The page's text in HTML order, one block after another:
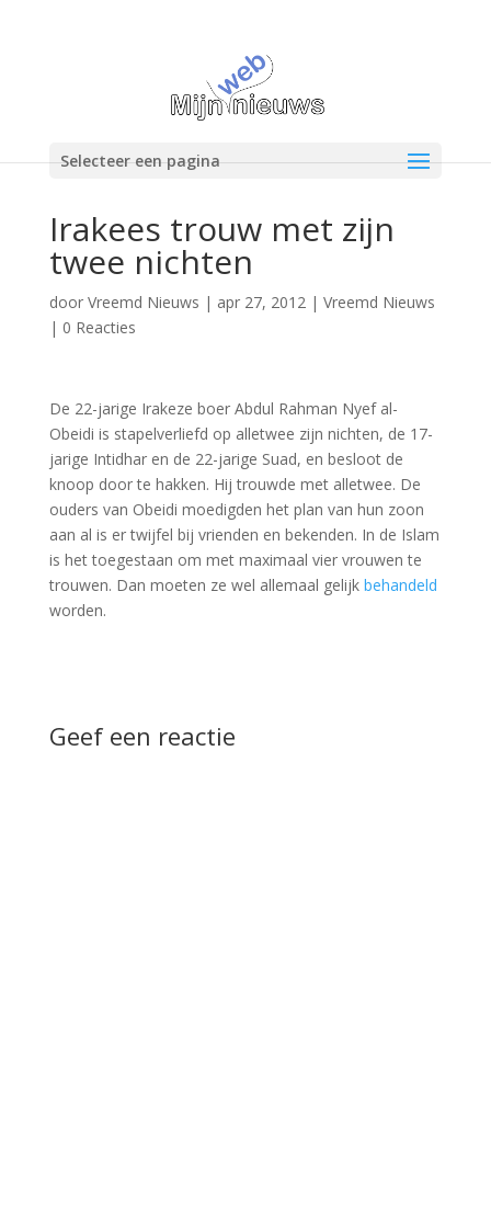
Selecteer een pagina
Irakees trouw met zijn
twee nichten
door Vreemd Nieuws | apr 27, 2012| Vreemd Nieuws
| 0 Reacties
De 22-jarige Irakeze boer Abdul Rahman Nyef al-
Obeidi is stapelverliefd op alletwee zijn nichten, de 17-
jarige Intidhar en de 22-jarige Suad, en besloot de
knoop door te hakken. Hij trouwde met alletwee. De
ouders van Obeidi moedigden het plan van hun zoon
aan al is er twijfel bij vrienden en bekenden. In de Islam
is het toegestaan om met maximaal vier vrouwen te
trouwen. Dan moeten ze wel allemaal gelijk behandeld
worden.
Geef een reactie